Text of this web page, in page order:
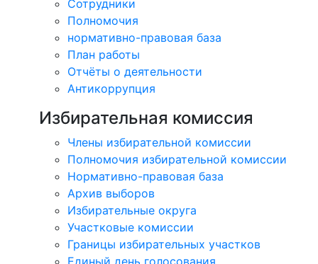
Сотрудники
Полномочия
нормативно-правовая база
План работы
Отчёты о деятельности
Антикоррупция
Избирательная комиссия
Члены избирательной комиссии
Полномочия избирательной комиссии
Нормативно-правовая база
Архив выборов
Избирательные округа
Участковые комиссии
Границы избирательных участков
Единый день голосования